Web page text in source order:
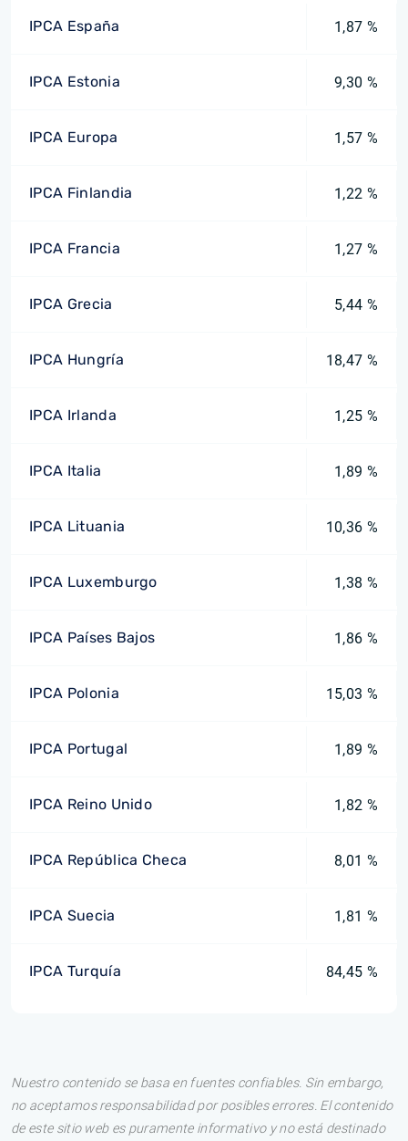
IPCA España 1,87 %
IPCA Estonia 9,30 %
IPCA Europa 1,57 %
IPCA Finlandia 1,22 %
IPCA Francia 1,27 %
IPCA Grecia 5,44 %
IPCA Hungría 18,47 %
IPCA Irlanda 1,25 %
IPCA Italia 1,89 %
IPCA Lituania 10,36 %
IPCA Luxemburgo 1,38 %
IPCA Países Bajos 1,86 %
IPCA Polonia 15,03 %
IPCA Portugal 1,89 %
IPCA Reino Unido 1,82 %
IPCA República Checa 8,01 %
IPCA Suecia 1,81 %
IPCA Turquía 84,45 %
Nuestro contenido se basa en fuentes confiables. Sin embargo,
no aceptamos responsabilidad por posibles errores. El contenido
de este sitio web es puramente informativo y no está destinado